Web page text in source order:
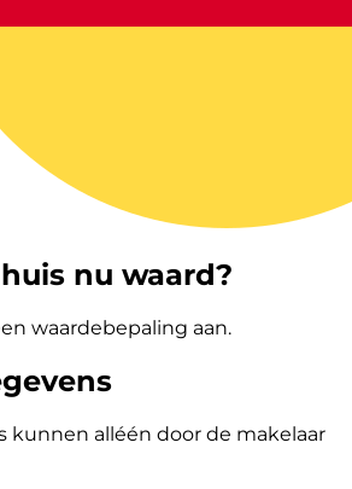
nu waard?
waardebepaling aan.
kunnen alléén door de makelaar